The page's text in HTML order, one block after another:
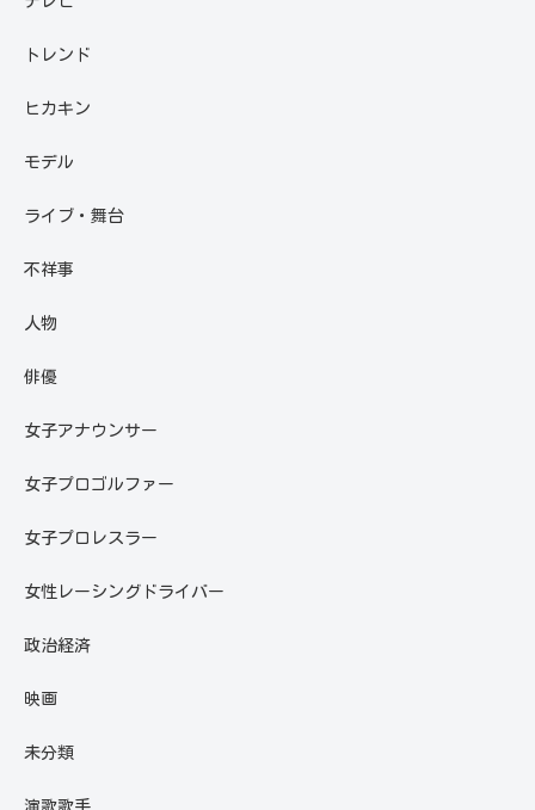
トレンド
ヒカキン
モデル
ライブ・舞台
不祥事
人物
俳優
女子アナウンサー
女子プロゴルファー
女子プロレスラー
女性レーシングドライバー
政治経済
映画
未分類